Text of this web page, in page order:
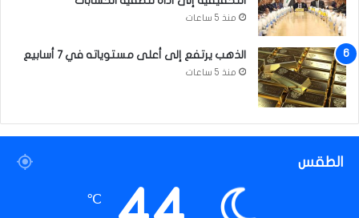
ن
منذ 5 ساعات
الذهب يرتفع إلى أعلى مستوياته في 7 أسابيع
منذ 5 ساعات
الطقس
℃